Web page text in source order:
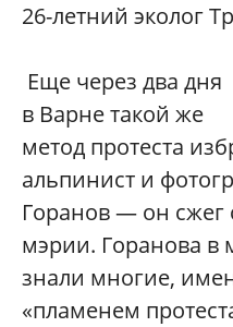
26-летний эколог
Еще через два дня
в Варне такой же
метод протеста
альпинист и
Горанов — он сжег
мэрии. Горанова в
знали многие,
«пламенем